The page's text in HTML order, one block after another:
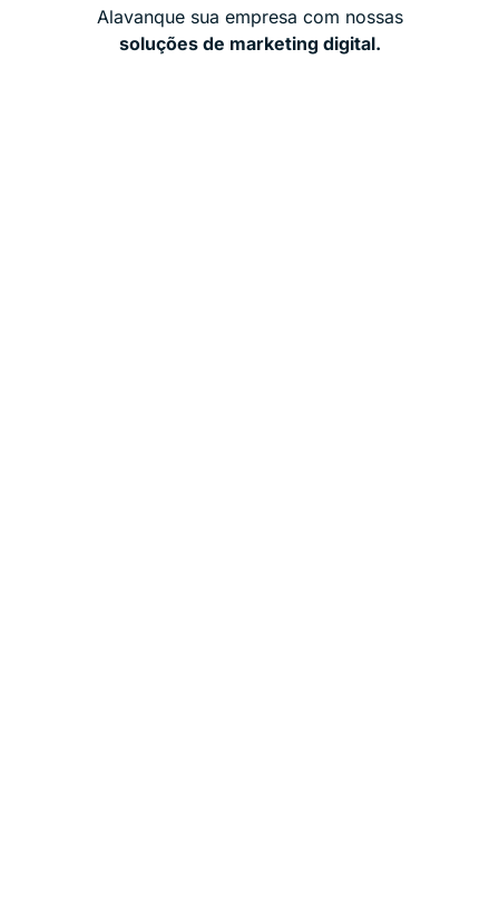
Alavanque sua empresa com nossas
soluções de marketing digital.